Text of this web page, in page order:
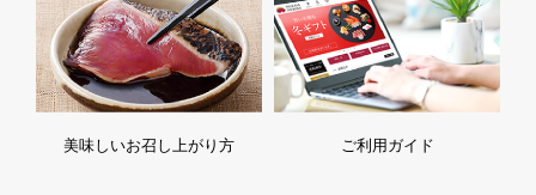
美味しいお召し上がり方 ご利用ガイド